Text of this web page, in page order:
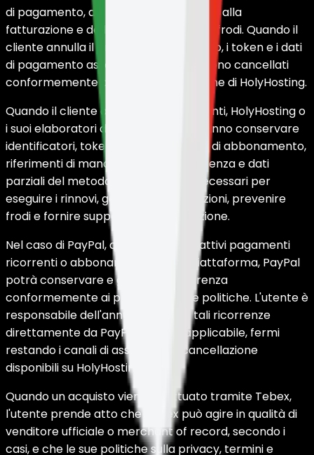
di pagamento, dei rinnovi, del supporto alla
fatturazione e della prevenzione delle frodi. Quando il
cliente annulla il proprio abbonamento, i token e i dati
di pagamento associati a Stripe vengono cancellati
conformemente alle procedure interne di HolyHosting.
Quando il cliente attiva gli abbonamenti, HolyHosting o
i suoi elaboratori di pagamento potranno conservare
identificatori, token di pagamento, ID di abbonamento,
riferimenti di mandato, stato di ricorrenza e dati
parziali del metodo di pagamento necessari per
eseguire i rinnovi, gestire le cancellazioni, prevenire
frodi e fornire supporto alla fatturazione.
Nel caso di PayPal, qualora l'utente attivi pagamenti
ricorrenti o abbonamenti da tale piattaforma, PayPal
potrà conservare e gestire la ricorrenza
conformemente ai propri termini e politiche. L'utente è
responsabile dell'annullamento di tali ricorrenze
direttamente da PayPal quando applicabile, fermi
restando i canali di assistenza e cancellazione
disponibili su HolyHosting.
Quando un acquisto viene effettuato tramite Tebex,
l'utente prende atto che Tebex può agire in qualità di
venditore ufficiale o merchant of record, secondo i
casi, e che le sue politiche sulla privacy, termini e